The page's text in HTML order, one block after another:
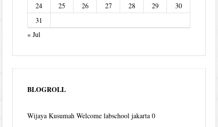
24
25 26 27 28 29
30
31
« Jul
BLOGROLL
Wijaya Kusumah Welcome labschool jakarta 0